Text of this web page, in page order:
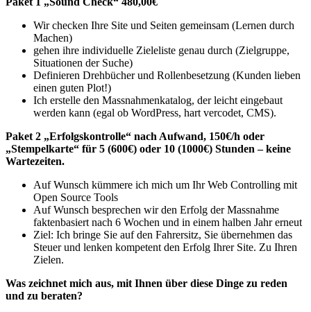
Wir checken Ihre Site und Seiten gemeinsam (Lernen durch
Machen)
gehen ihre individuelle Zieleliste genau durch (Zielgruppe,
Situationen der Suche)
Definieren Drehbücher und Rollenbesetzung (Kunden lieben
einen guten Plot!)
Ich erstelle den Massnahmenkatalog, der leicht eingebaut
werden kann (egal ob WordPress, hart vercodet, CMS).
Paket 2 „Erfolgskontrolle“ nach Aufwand, 150€/h oder
„Stempelkarte“ für 5 (600€) oder 10 (1000€) Stunden – keine
Wartezeiten.
Auf Wunsch kümmere ich mich um Ihr Web Controlling mit
Open Source Tools
Auf Wunsch besprechen wir den Erfolg der Massnahme
faktenbasiert nach 6 Wochen und in einem halben Jahr erneut
Ziel: Ich bringe Sie auf den Fahrersitz, Sie übernehmen das
Steuer und lenken kompetent den Erfolg Ihrer Site. Zu Ihren
Zielen.
Was zeichnet mich aus, mit Ihnen über diese Dinge zu reden
und zu beraten?